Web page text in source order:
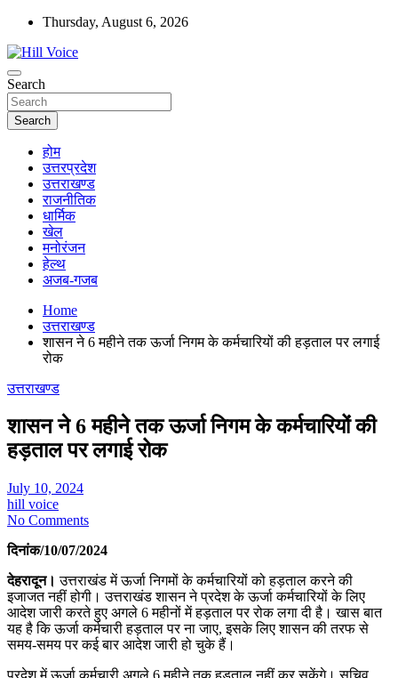
Skip
content
Thursday, August 6, 2026
Hill Voice
न्यूज़ पोर्टल
Search
Search
होम
उत्तरप्रदेश
उत्तराखण्ड
राजनीतिक
धार्मिक
खेल
मनोरंजन
हेल्थ
अजब-गजब
Home
उत्तराखण्ड
शासन ने 6 महीने तक ऊर्जा निगम के कर्मचारियों की हड़ताल पर लगाई
रोक
उत्तराखण्ड
शासन ने 6 महीने तक ऊर्जा निगम के कर्मचारियों की
हड़ताल पर लगाई रोक
July 10, 2024
hill voice
No Comments
दिनांक/10/07/2024
देहरादून। उत्तराखंड में ऊर्जा निगमों के कर्मचारियों को हड़ताल करने की
इजाजत नहीं होगी। उत्तराखंड शासन ने प्रदेश के ऊर्जा कर्मचारियों के लिए
आदेश जारी करते हुए अगले 6 महीनों में हड़ताल पर रोक लगा दी है। खास बात
यह है कि ऊर्जा कर्मचारी हड़ताल पर ना जाए, इसके लिए शासन की तरफ से
समय-समय पर कई बार आदेश जारी हो चुके हैं।
प्रदेश में ऊर्जा कर्मचारी अगले 6 महीने तक हड़ताल नहीं कर सकेंगे। सचिव